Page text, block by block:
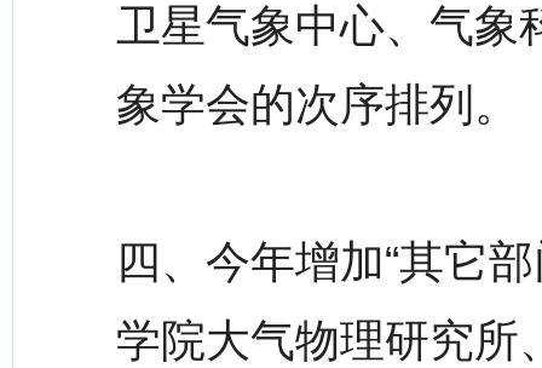
卫星气象中心、气象
象学会的次序排列。
四、今年增加“其它
学院大气物理研究所